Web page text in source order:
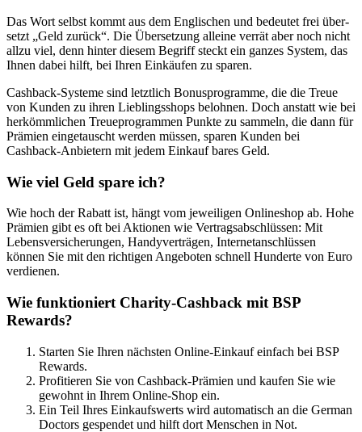
Das Wort selbst kommt aus dem Englischen und bedeutet frei über­
setzt „Geld zurück“. Die Über­setzung alleine verrät aber noch nicht
allzu viel, denn hinter diesem Begriff steckt ein ganzes System, das
Ihnen dabei hilft, bei Ihren Einkäufen zu sparen.
Cashback-Systeme sind letzt­lich Bonus­programme, die die Treue
von Kunden zu ihren Lieblings­shops belohnen. Doch anstatt wie bei
herkömmlichen Treue­programmen Punkte zu sammeln, die dann für
Prämien einge­tauscht werden müssen, sparen Kunden bei
Cashback-Anbietern mit jedem Einkauf bares Geld.
Wie viel Geld spare ich?
Wie hoch der Rabatt ist, hängt vom jeweiligen Online­shop ab. Hohe
Prämien gibt es oft bei Aktionen wie Vertrags­abschlüssen: Mit
Lebens­versicherungen, Handy­verträgen, Internet­anschlüssen
können Sie mit den richtigen Angeboten schnell Hunderte von Euro
verdienen.
Wie funktioniert Charity-Cashback mit BSP
Rewards?
Starten Sie Ihren nächsten Online-Einkauf einfach bei BSP
Rewards.
Profitieren Sie von Cashback-Prämien und kaufen Sie wie
gewohnt in Ihrem Online-Shop ein.
Ein Teil Ihres Einkaufs­werts wird auto­matisch an die German
Doctors gespendet und hilft dort Menschen in Not.